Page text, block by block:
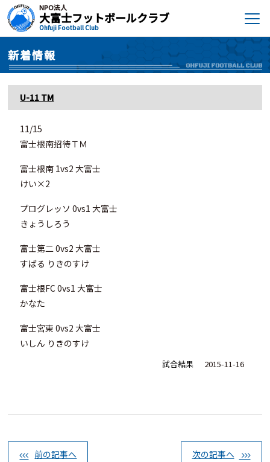
NPO法人
大富士フットボールクラブ
Ohfuji Football Club
新着情報
U-11 TM
11/15
富士根南招待ＴＭ
富士根南 1vs2 大富士
けい×2
プログレッソ 0vs1 大富士
きょうしろう
富士第二 0vs2 大富士
すばる りきのすけ
富士根FC 0vs1 大富士
かなた
富士宮東 0vs2 大富士
いしん りきのすけ
試合結果 2015-11-16
前の記事へ 次の記事へ